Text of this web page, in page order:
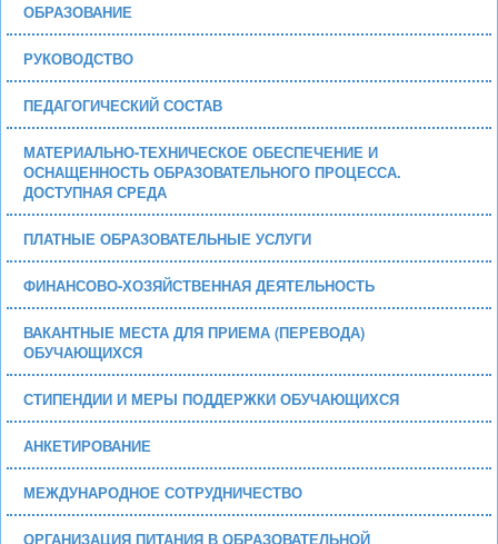
ОБРАЗОВАНИЕ
РУКОВОДСТВО
ПЕДАГОГИЧЕСКИЙ СОСТАВ
МАТЕРИАЛЬНО-ТЕХНИЧЕСКОЕ ОБЕСПЕЧЕНИЕ И
ОСНАЩЕННОСТЬ ОБРАЗОВАТЕЛЬНОГО ПРОЦЕССА.
ДОСТУПНАЯ СРЕДА
ПЛАТНЫЕ ОБРАЗОВАТЕЛЬНЫЕ УСЛУГИ
ФИНАНСОВО-ХОЗЯЙСТВЕННАЯ ДЕЯТЕЛЬНОСТЬ
ВАКАНТНЫЕ МЕСТА ДЛЯ ПРИЕМА (ПЕРЕВОДА)
ОБУЧАЮЩИХСЯ
СТИПЕНДИИ И МЕРЫ ПОДДЕРЖКИ ОБУЧАЮЩИХСЯ
АНКЕТИРОВАНИЕ
МЕЖДУНАРОДНОЕ СОТРУДНИЧЕСТВО
ОРГАНИЗАЦИЯ ПИТАНИЯ В ОБРАЗОВАТЕЛЬНОЙ